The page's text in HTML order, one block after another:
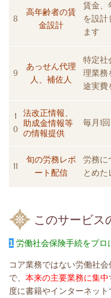
8
高年齢者の賃
金設計
賃金、
を設計
ます
9
あっせん代理
人、補佐人
特定社
理業務
途実費
1
0
法改正情報、
助成金情報等
の情報提供
毎月1
11
旬の労務レポ
ート配信
労務に
とめた
このサービス
1 労働社会保険手続をプロ
コア業務ではない労働社
で、 本来の主要業務に集中
度に書籍やインターネッ